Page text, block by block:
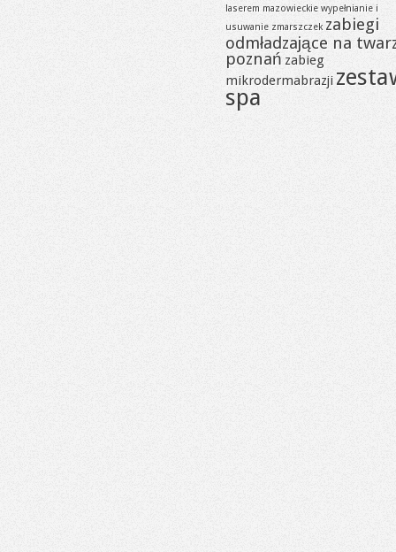
laserem mazowieckie wypełnianie i
usuwanie zmarszczek zabiegi
odmładzające na
poznań zabieg
mikrodermabrazji
spa